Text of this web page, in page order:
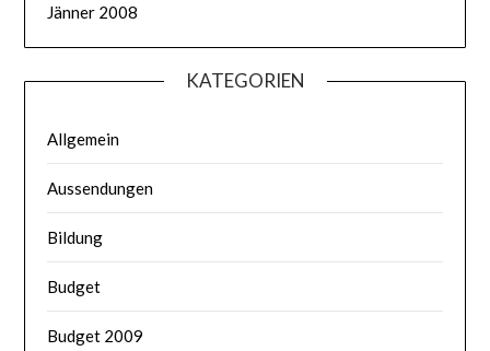
Jänner 2008
KATEGORIEN
Allgemein
Aussendungen
Bildung
Budget
Budget 2009